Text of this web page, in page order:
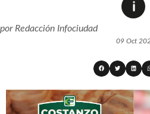
porRedacción Infociudad
09 Oct